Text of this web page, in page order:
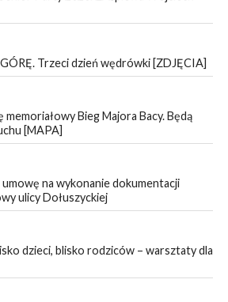
Trzeci dzień wędrówki [ZDJĘCIA]
Bieg Majora Bacy. Będą
[MAPA]
na wykonanie dokumentacji
ulicy Dołuszyckiej
dzieci, blisko rodziców – warsztaty dla